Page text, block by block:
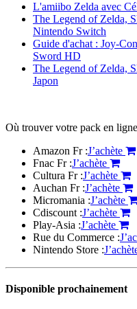
L'amiibo Zelda avec
The Legend of Zelda,
Nintendo Switch
Guide d'achat : Joy-
Sword HD
The Legend of Zelda,
Japon
Où trouver votre pack en ligne
Amazon Fr :J’achète
Fnac Fr :J’achète
Cultura Fr :J’achète
Auchan Fr :J’achète
Micromania :J’achète
Cdiscount :J’achète
Play-Asia :J’achète
Rue du Commerce :
Nintendo Store :
Disponible prochainement